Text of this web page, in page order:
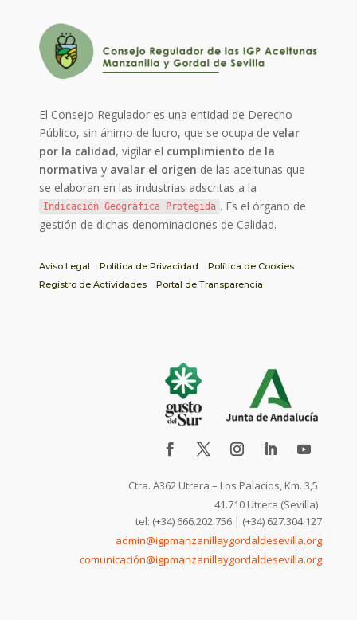
El Consejo Regulador es una entidad de Derecho
Público, sin ánimo de lucro, que se ocupa develar
por la calidad, vigilar el cumplimiento de la
normativa y avalar el origen de las aceitunas que
se elaboran en las industrias adscritas a la
Indicación Geográfica Protegida . Es el órgano de
gestión de dichas denominaciones de Calidad.
Aviso Legal Política de Privacidad
Política de Cookies
Registro de Actividades
Portal de Transparencia
Ctra. A362 Utrera – Los Palacios, Km. 3,5
41.710 Utrera (Sevilla)
tel: (+34) 666.202.756 | (+34) 627.304.127
admin@igpmanzanillaygordaldesevilla.org
comunicación@igpmanzanillaygordaldesevilla.org